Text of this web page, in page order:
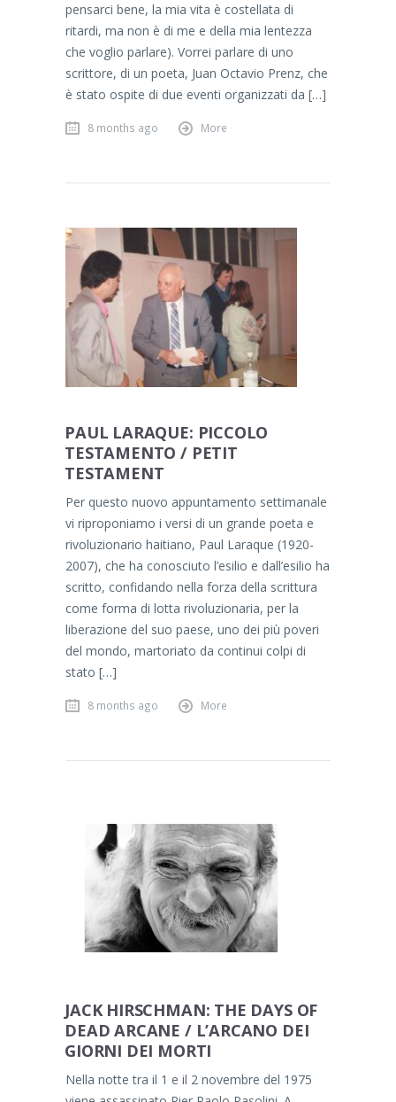
pensarci bene, la mia vita è costellata di
ritardi, ma non è di me e della mia lentezza
che voglio parlare). Vorrei parlare di uno
scrittore, di un poeta, Juan Octavio Prenz, che
è stato ospite di due eventi organizzati da […]
8 months ago More
PAUL LARAQUE: PICCOLO
TESTAMENTO / PETIT
TESTAMENT
Per questo nuovo appuntamento settimanale
vi riproponiamo i versi di un grande poeta e
rivoluzionario haitiano, Paul Laraque (1920-
2007), che ha conosciuto l’esilio e dall’esilio ha
scritto, confidando nella forza della scrittura
come forma di lotta rivoluzionaria, per la
liberazione del suo paese, uno dei più poveri
del mondo, martoriato da continui colpi di
stato […]
8 months ago More
JACK HIRSCHMAN: THE DAYS OF
DEAD ARCANE / L’ARCANO DEI
GIORNI DEI MORTI
Nella notte tra il 1 e il 2 novembre del 1975